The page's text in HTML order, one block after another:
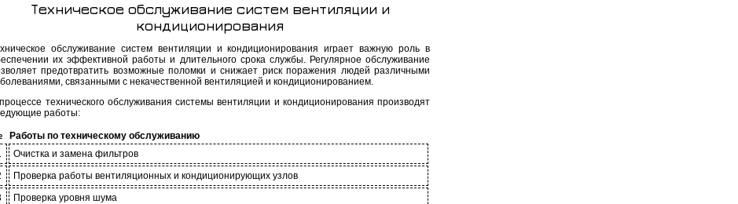
Техническое обслуживание систем вентиляции и
кондиционирования
обслуживание систем вентиляции и кондиционирования играет важную роль в
их эффективной работы и длительного срока службы. Регулярное обслуживание
предотвратить возможные поломки и снижает риск поражения людей различными
связанными с некачественной вентиляцией и кондиционированием.
технического обслуживания системы вентиляции и кондиционирования производят
работы:
Работы по техническому обслуживанию
Очистка и замена фильтров
Проверка работы вентиляционных и кондиционирующих узлов
Проверка уровня шума